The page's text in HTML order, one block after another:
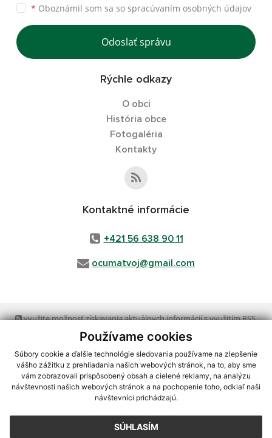
Používame cookies
Súbory cookie a ďalšie technológie sledovania používame na zlepšenie
vášho zážitku z prehliadania našich webových stránok, na to, aby sme
vám zobrazovali prispôsobený obsah a cielené reklamy, na analýzu
návštevnosti našich webových stránok a na pochopenie toho, odkiaľ naši
návštevníci prichádzajú.
SÚHLASÍM
* Oboznámil som sa so spracúvaním osobných údajov
Odoslať správu
Rýchle odkazy
O obci
História obce
Fotogaléria
Kontakty
Kontaktné informácie
+421 56 638 90 11
ocumatvoj@gmail.com
využite možnosť získavania aktuálnych informácií s využitím RSS,
CMS systém (redakčný) systém ECHELON 2, Mapa stránok
webex.digital, s.r.o.,domény,registrácia domény
spoločnosť webex.digital, s.r.o.,technický prevádzkovateľ
Posledná aktualizácia:05.08.2026
Vytlačiť stránku|Vyhlásenie o prístupnosti